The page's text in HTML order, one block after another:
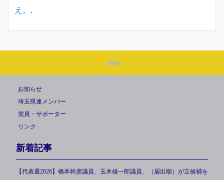
え。 .
お知らせ
埼玉県連メンバー
党員・サポーター
リンク
新着記事
【代表選2026】橋本幹彦議員、玉木雄一郎議員、（届出順）が立候補を